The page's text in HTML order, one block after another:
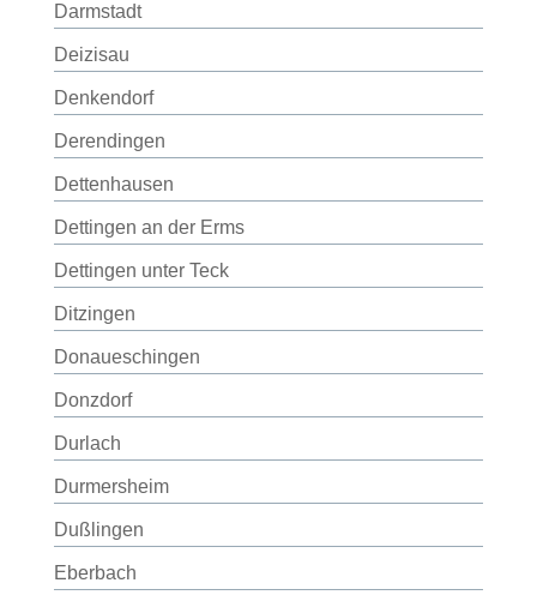
Darmstadt
Deizisau
Denkendorf
Derendingen
Dettenhausen
Dettingen an der Erms
Dettingen unter Teck
Ditzingen
Donaueschingen
Donzdorf
Durlach
Durmersheim
Dußlingen
Eberbach